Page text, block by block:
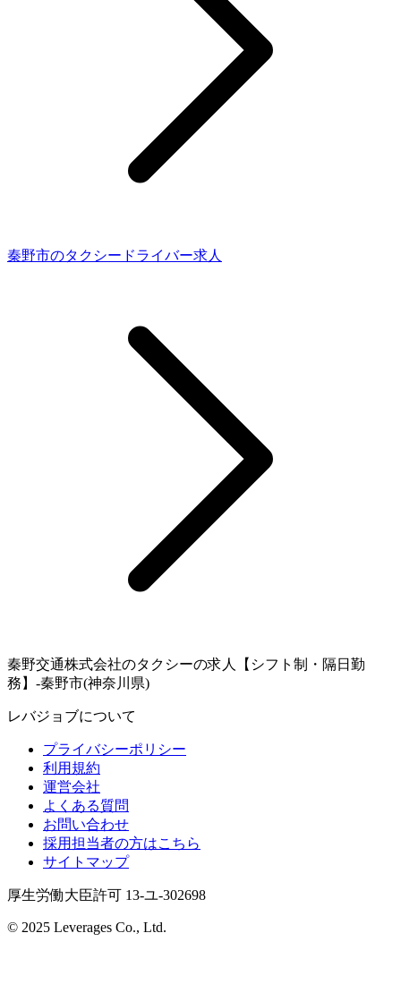
秦野市のタクシードライバー求人
秦野交通株式会社のタクシーの求人【シフト制・隔日勤
務】-秦野市(神奈川県)
レバジョブについて
プライバシーポリシー
利用規約
運営会社
よくある質問
お問い合わせ
採用担当者の方はこちら
サイトマップ
厚生労働大臣許可 13-ユ-302698
© 2025 Leverages Co., Ltd.